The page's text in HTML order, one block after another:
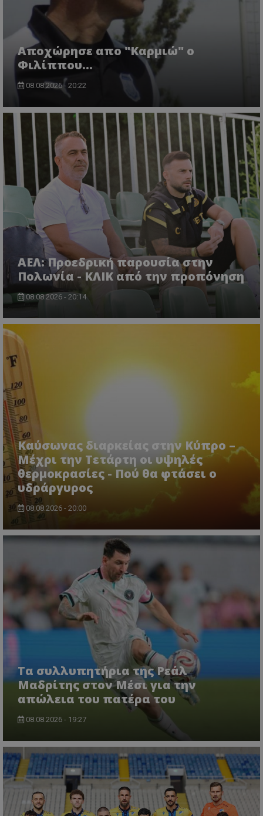
Aποχώρησε απο "Καρμιώ" ο
Φιλίππου...
08.08.2026 - 20:22
ΑΕΛ: Προεδρική παρουσία στην
Πολωνία - ΚΛΙΚ από την προπόνηση
08.08.2026 - 20:14
Καύσωνας διαρκείας στην Κύπρο –
Μέχρι την Τετάρτη οι υψηλές
θερμοκρασίες - Πού θα φτάσει ο
υδράργυρος
08.08.2026 - 20:00
Τα συλλυπητήρια της Ρεάλ
Μαδρίτης στον Μέσι για την
απώλεια του πατέρα του
08.08.2026 - 19:27